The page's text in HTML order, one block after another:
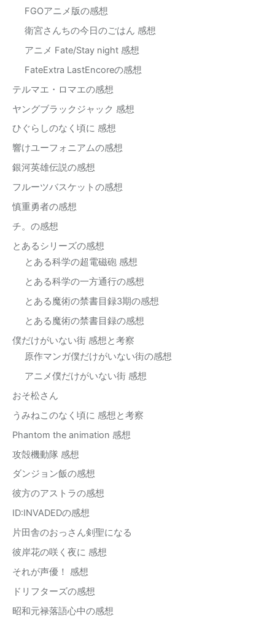
FGOアニメ版の感想
衛宮さんちの今日のごはん 感想
アニメ Fate/Stay night 感想
FateExtra LastEncoreの感想
テルマエ・ロマエの感想
ヤングブラックジャック 感想
ひぐらしのなく頃に 感想
響けユーフォニアムの感想
銀河英雄伝説の感想
フルーツバスケットの感想
慎重勇者の感想
チ。の感想
とあるシリーズの感想
とある科学の超電磁砲 感想
とある科学の一方通行の感想
とある魔術の禁書目録3期の感想
とある魔術の禁書目録の感想
僕だけがいない街 感想と考察
原作マンガ僕だけがいない街の感想
アニメ僕だけがいない街 感想
おそ松さん
うみねこのなく頃に 感想と考察
Phantom the animation 感想
攻殻機動隊 感想
ダンジョン飯の感想
彼方のアストラの感想
ID:INVADEDの感想
片田舎のおっさん剣聖になる
彼岸花の咲く夜に 感想
それが声優！ 感想
ドリフターズの感想
昭和元禄落語心中の感想